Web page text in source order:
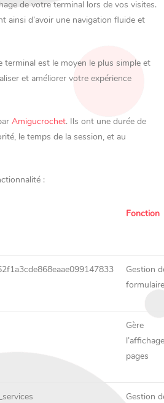
de votre terminal lors de vos visites.
ainsi d’avoir une navigation fluide et
terminal est le moyen le plus simple et
et améliorer votre expérience
Amigucrochet. Ils ont une durée de
le temps de la session, et au
:
Fonction
Gestion
Gère
pages
Gestion